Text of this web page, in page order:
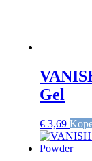
Gel
€ 3,69